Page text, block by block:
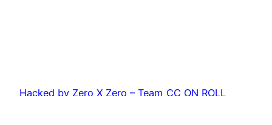
Hacked by Zero X Zero – Team_CC ON ROLL